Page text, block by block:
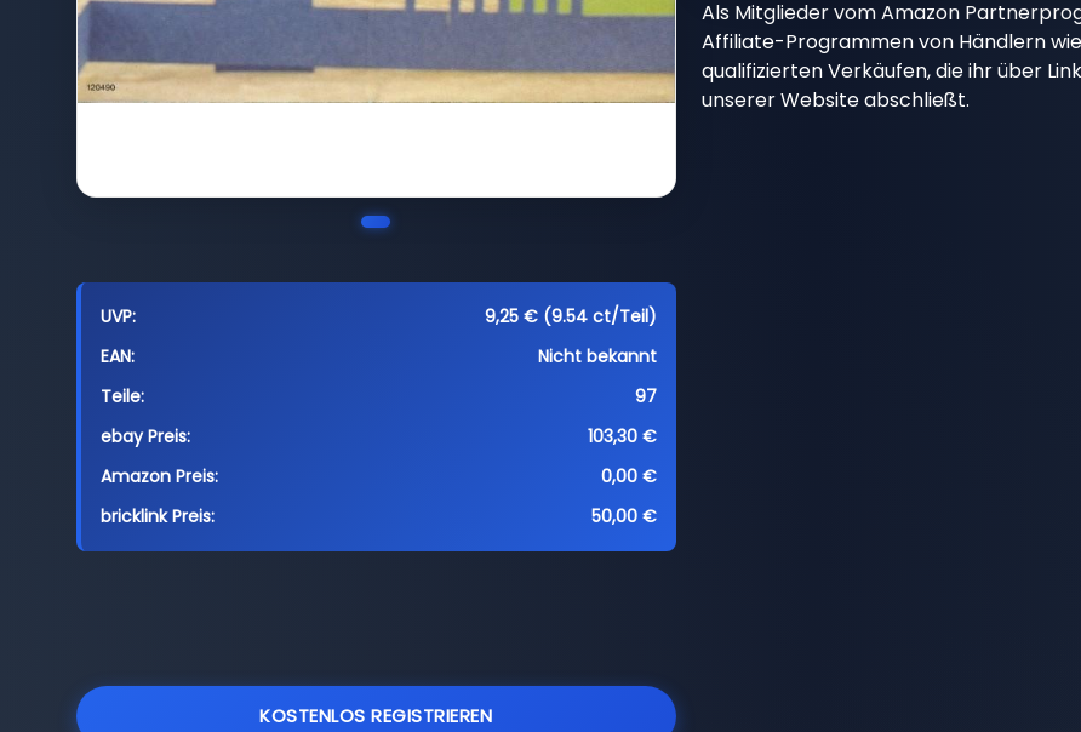
UVP:
9,25 € (9.54 ct/Teil)
EAN:
Nicht bekannt
Teile:
97
ebay Preis:
103,30 €
Amazon Preis:
0,00 €
bricklink Preis:
50,00 €
KOSTENLOS REGISTRIEREN
Als Mitglieder vom Amazon
Affiliate-Programmen von Händlern
qualifizierten Verkäufen, die ihr über
unserer Website abschließt.